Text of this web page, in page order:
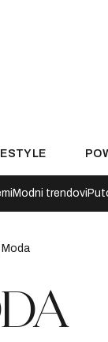
Modni trendovi
Moda